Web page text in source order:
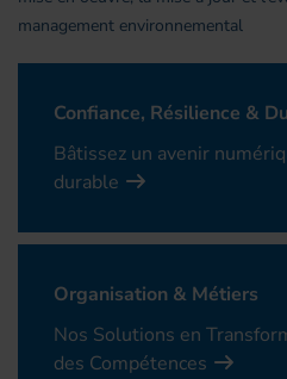
management environnemental
Confiance, Résilience &
Bâtissez un avenir
durable
Organisation & Métiers
Nos Solutions en
des Compétences